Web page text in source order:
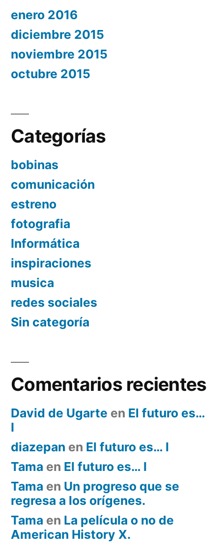
enero 2016
diciembre 2015
noviembre 2015
octubre 2015
Categorías
bobinas
comunicación
estreno
fotografia
Informática
inspiraciones
musica
redes sociales
Sin categoría
Comentarios recientes
David de Ugarte en El futuro es…
I
diazepan en El futuro es… I
Tama en El futuro es… I
Tama en Un progreso que se
regresa a los orígenes.
Tama en La película o no de
American History X.